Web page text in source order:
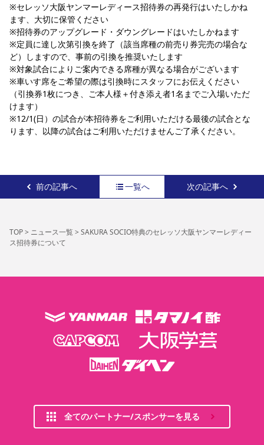
※セレッソ大阪ヤンマーレディース招待券の再発行はいたしかね
ます、大切に保管ください
※招待券のアップグレード・ダウングレードはいたしかねます
※定員に達し次第引換を終了（該当席種の前売り券完売の場合な
ど）しますので、事前の引換を推奨いたします
※対象試合によりご案内できる席種が異なる場合がございます
※車いす席をご希望の際は引換時にスタッフにお伝えください
（引換券1枚につき、ご本人様＋付き添え者1名までご入場いただ
けます）
※12/1(日）の試合が本招待券をご利用いただける最後の試合とな
ります、以降の試合はご利用いただけませんご了承ください。
前の記事へ 一覧へ 次の記事へ
TOP> ニュース一覧> SAKURA SOCIO特典のセレッソ大阪ヤンマーレディー
ス招待券について
全てのパートナー/スポンサーを見る